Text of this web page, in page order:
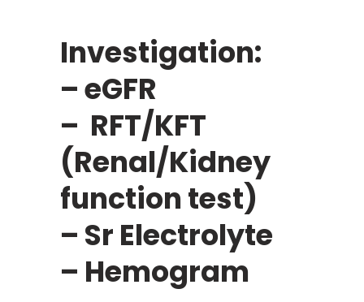
Investigation:
– eGFR
– RFT/KFT
(Renal/Kidney
function test)
– Sr Electrolyte
– Hemogram